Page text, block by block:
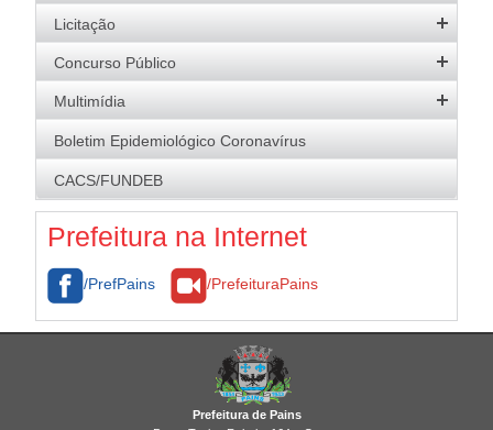
Licitação
Editais Abertos
Atas de Registro de Preços
Resultados
Economia para o Município
Contratos
Concurso Público
Concursos Abertos
Resultados
Multimídia
Galeria de Fotos
Brasão
Boletim Epidemiológico Coronavírus
CACS/FUNDEB
Prefeitura na Internet
/PrefPains /PrefeituraPains
Prefeitura de Pains